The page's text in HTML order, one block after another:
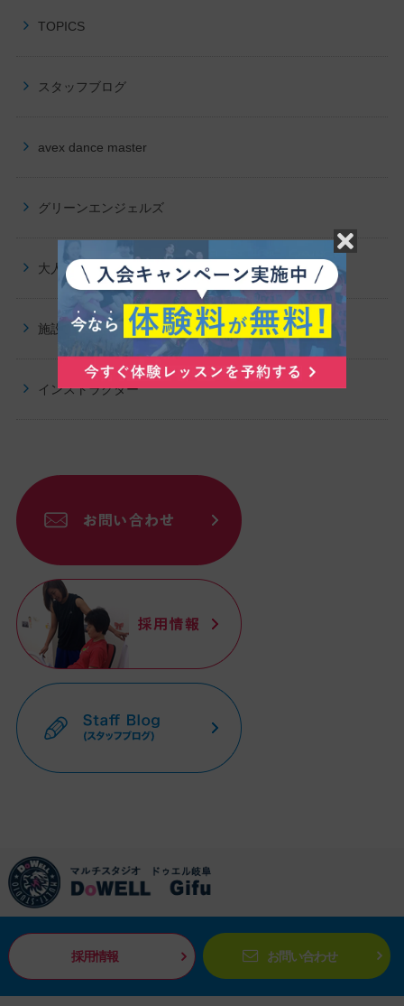
TOPICS
スタッフブログ
avex dance master
グリーンエンジェルズ
大人向け プログラム
施設紹介・交通アクセス
インストラクター
採用情報 お問い合わせ